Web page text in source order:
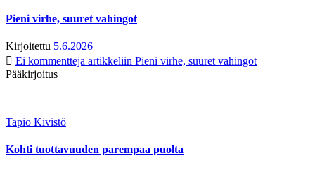
Pieni virhe, suuret vahingot
Kirjoitettu 5.6.2026
Ei kommentteja artikkeliin Pieni virhe, suuret vahingot
Pääkirjoitus
Tapio Kivistö
Kohti tuottavuuden parempaa puolta